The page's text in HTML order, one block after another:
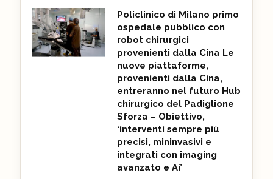
Policlinico di Milano primo
ospedale pubblico con
robot chirurgici
provenienti dalla Cina Le
nuove piattaforme,
provenienti dalla Cina,
entreranno nel futuro Hub
chirurgico del Padiglione
Sforza – Obiettivo,
‘interventi sempre più
precisi, mininvasivi e
integrati con imaging
avanzato e Ai’